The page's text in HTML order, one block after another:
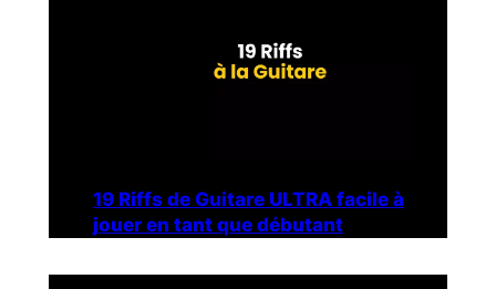
19 Riffs de Guitare ULTRA facile à
jouer en tant que débutant